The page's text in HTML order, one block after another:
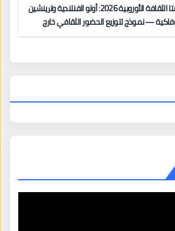
عاصمتا الثقافة الأوروبية 2026: أولو الفنلندية وترينشين
— نموذج لتوزيع الحضور الثقافي خارج